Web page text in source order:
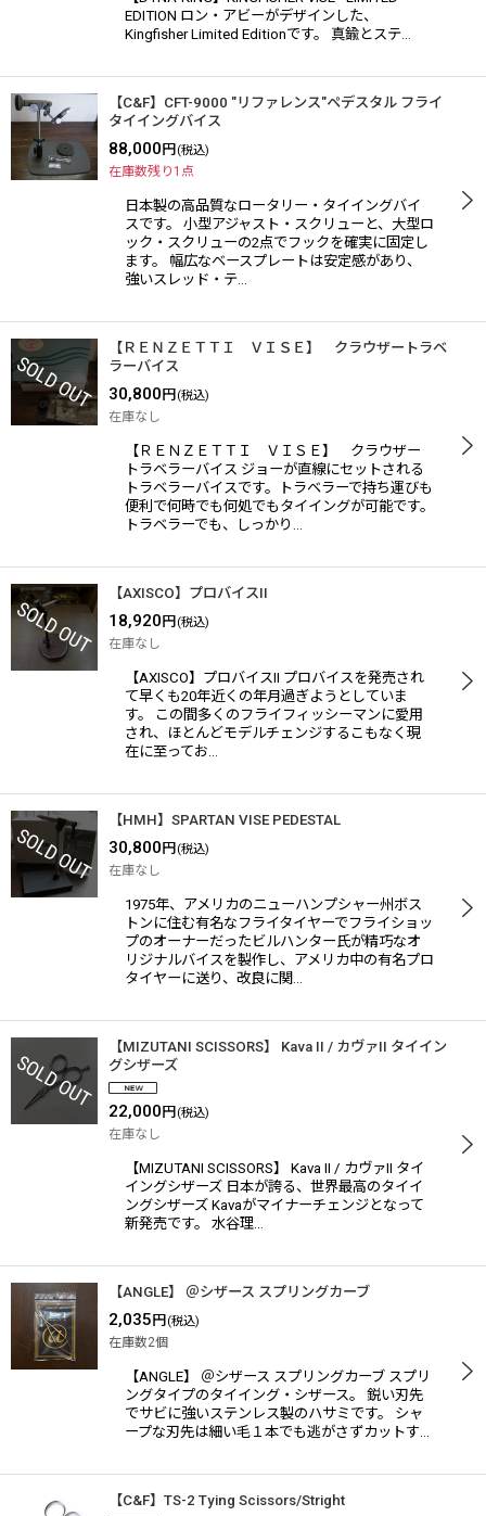
EDITION ロン・アビーがデザインした、
Kingfisher Limited Editionです。 真鍮とステ…
【C&F】CFT-9000 "リファレンス"ペデスタル フライ
タイイングバイス
88,000 円 (税込)
在庫数残り1点
日本製の高品質なロータリー・タイイングバイ
スです。 小型アジャスト・スクリューと、大型ロ
ック・スクリューの2点でフックを確実に固定し
ます。 幅広なベースプレートは安定感があり、
強いスレッド・テ…
【ＲＥＮＺＥＴＴＩ ＶＩＳＥ】 クラウザートラベ
ラーバイス
30,800 円 (税込)
在庫なし
【ＲＥＮＺＥＴＴＩ ＶＩＳＥ】 クラウザー
トラベラーバイス ジョーが直線にセットされる
トラベラーバイスです。トラベラーで持ち運びも
便利で何時でも何処でもタイイングが可能です。
トラベラーでも、しっかり…
【AXISCO】プロバイスII
18,920 円 (税込)
在庫なし
【AXISCO】プロバイスII プロバイスを発売され
て早くも20年近くの年月過ぎようとしていま
す。 この間多くのフライフィッシーマンに愛用
され、ほとんどモデルチェンジするこもなく現
在に至ってお…
【HMH】SPARTAN VISE PEDESTAL
30,800 円 (税込)
在庫なし
1975年、アメリカのニューハンプシャー州ボス
トンに住む有名なフライタイヤーでフライショッ
プのオーナーだったビルハンター氏が精巧なオ
リジナルバイスを製作し、アメリカ中の有名プロ
タイヤーに送り、改良に関…
【MIZUTANI SCISSORS】 Kava II / カヴァII タイイン
グシザーズ
22,000 円 (税込)
在庫なし
【MIZUTANI SCISSORS】 Kava II / カヴァII タイ
イングシザーズ 日本が誇る、世界最高のタイイ
ングシザーズ Kavaがマイナーチェンジとなって
新発売です。 水谷理…
【ANGLE】 ＠シザース スプリングカーブ
2,035 円 (税込)
在庫数2個
【ANGLE】 ＠シザース スプリングカーブ スプリ
ングタイプのタイイング・シザース。 鋭い刃先
でサビに強いステンレス製のハサミです。 シャ
ープな刃先は細い毛１本でも逃がさずカットす…
【C&F】TS-2 Tying Scissors/Stright